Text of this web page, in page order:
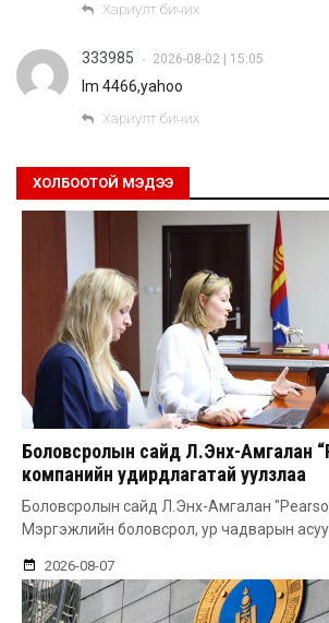
Хариулт бичих
333985 • 2026-08-02 | 15:05
Im 4466,yahoo
Хариулт бичих
ХОЛБООТОЙ МЭДЭЭ
Боловсролын сайд Л.Энх-Амгалан
компанийн удирдлагатай уулзлаа
Боловсролын сайд Л.Энх-Амгалан
Мэргэжлийн боловсрол, ур чадварын
2026-08-07